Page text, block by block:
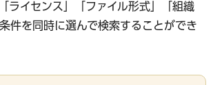
ライセンス」「ファイル形式」「組織
件を同時に選んで検索することができ